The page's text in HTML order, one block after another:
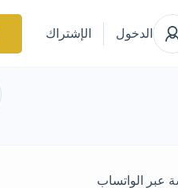
الدخول الإشتراك
عبر الواتساب